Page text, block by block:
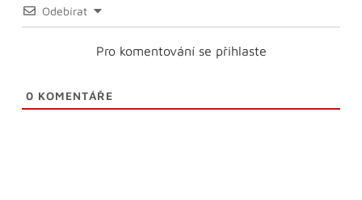
Odebírat
Pro komentování se přihlaste
0 KOMENTÁŘE